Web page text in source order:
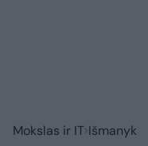
Mokslas ir IT Išmanyk